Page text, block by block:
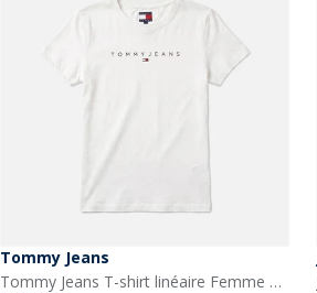
Tommy Jeans
Tommy Jeans T-shirt linéaire Femme Ecru